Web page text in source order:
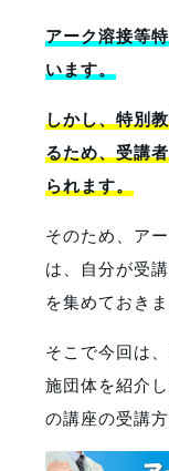
アーク溶接等
います。
しかし、特別
るため、受講
られます。
そのため、ア
は、自分が受
を集めておきま
そこで今回は
施団体を紹介
の講座の受講